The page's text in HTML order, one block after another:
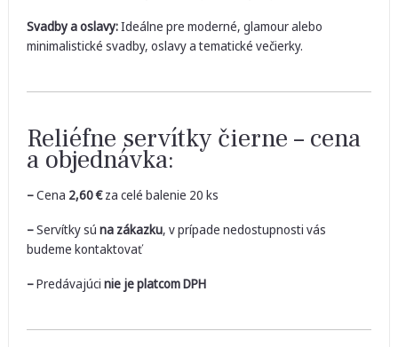
Svadby a oslavy:Ideálne pre moderné, glamour alebo
minimalistické svadby, oslavy a tematické večierky.
Reliéfne servítky čierne – cena
a objednávka:
–Cena 2,60€za celé balenie 20 ks
–Servítky sú na zákazku, v prípade nedostupnosti vás
budeme kontaktovať
–Predávajúci nie je platcom DPH